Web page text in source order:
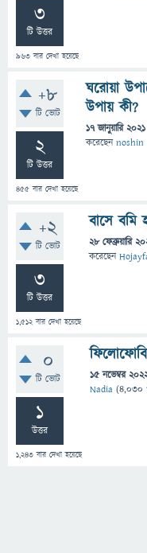
3
টি উত্তর
963 বার দেখা হয়েছে
+8
টি ভোট
2
টি উত্তর
455 বার দেখা হয়েছে
ঘরোয়া
উপায় কী?
17 জানুয়ারি 2021
করেছেনnoshin
+2
টি ভোট
3
টি উত্তর
1,512বার দেখা হয়েছে
বাসে বমি
28 ফেব্রুয়ারি
করেছেন
0
টি ভোট
1
উত্তর
1,243 বার দেখা হয়েছে
15 নভেম্বর
Nadia (4,030